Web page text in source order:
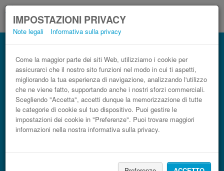
IMPOSTAZIONI PRIVACY
Note legali Informativa sulla privacy
Come la maggior parte dei siti Web, utilizziamo i cookie per
assicurarci che il nostro sito funzioni nel modo in cui ti aspetti,
migliorando la tua esperienza di navigazione, analizzando l'utilizzo
che ne viene fatto, supportando anche i nostri sforzi commerciali.
Scegliendo "Accetta", accetti dunque la memorizzazione di tutte
le categorie di cookie sul tuo dispositivo. Puoi gestire le
impostazioni dei cookie in "Preferenze". Puoi trovare maggiori
informazioni nella nostra informativa sulla privacy.
Autobus Las Cabezas de San Juan
Villamartín (Cádiz) low cost
Prenota il biglietto del pullman più economico